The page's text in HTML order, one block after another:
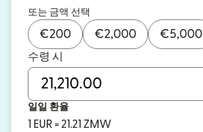
또는 금액 선택
€200 €2,000 €5,000
수령 시
일일 환율
1 EUR = 21.21 ZMW